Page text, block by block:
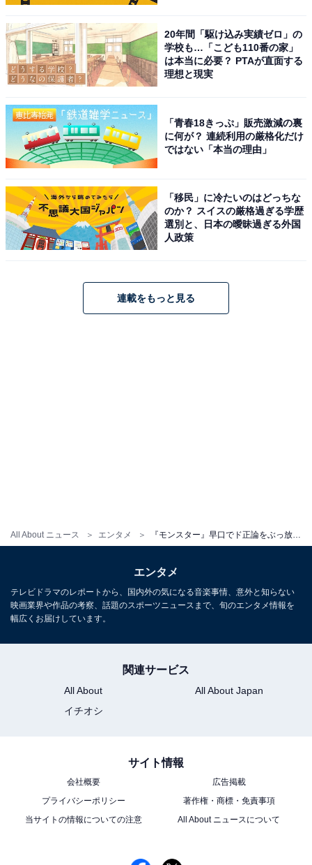
All About ニュース エンタメ
20年間「駆け込み実績ゼロ」の
学校も…「こども110番の家」
は本当に必要？ PTAが直面する
理想と現実
「青春18きっぷ」販売激減の裏
に何が？ 連続利用の厳格化だけ
ではない「本当の理由」
「移民」に冷たいのはどっちな
のか？ スイスの厳格過ぎる学歴
選別と、日本の曖昧過ぎる外国
人政策
連載をもっと見る
エンタメ
テレビドラマのレポートから、国内外の気になる音楽事情、意外と知らない
映画業界や作品の考察、話題のスポーツニュースまで、旬のエンタメ情報を
幅広くお届けしています。
関連サービス
All About
All About Japan
イチオシ
サイト情報
会社概要
広告掲載
プライバシーポリシー
著作権・商標・免責事項
当サイトの情報についての注意
All About ニュースについて